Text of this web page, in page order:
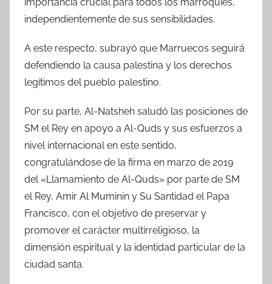
independientemente de sus sensibilidades.
A este respecto, subrayó que Marruecos seguirá
defendiendo la causa palestina y los derechos
legítimos del pueblo palestino.
Por su parte, Al-Natsheh saludó las posiciones de
SM el Rey en apoyo a Al-Quds y sus esfuerzos a
nivel internacional en este sentido,
congratulándose de la firma en marzo de 2019
del «Llamamiento de Al-Quds» por parte de SM
el Rey, Amir Al Muminin y Su Santidad el Papa
Francisco, con el objetivo de preservar y
promover el carácter multirreligioso, la
dimensión espiritual y la identidad particular de la
ciudad santa.